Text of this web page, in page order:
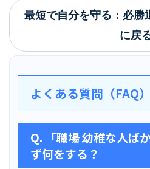
最短で自分を守る：必勝
に戻
よくある質問（FAQ）
Q. 「職場 幼稚な人ば
ず何をする？